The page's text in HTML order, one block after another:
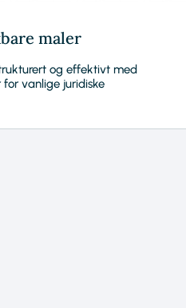
maler
og effektivt med
vanlige juridiske